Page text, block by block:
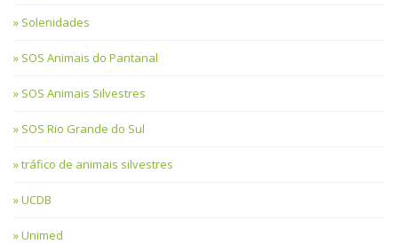
Solenidades
SOS Animais do Pantanal
SOS Animais Silvestres
SOS Rio Grande do Sul
tráfico de animais silvestres
UCDB
Unimed